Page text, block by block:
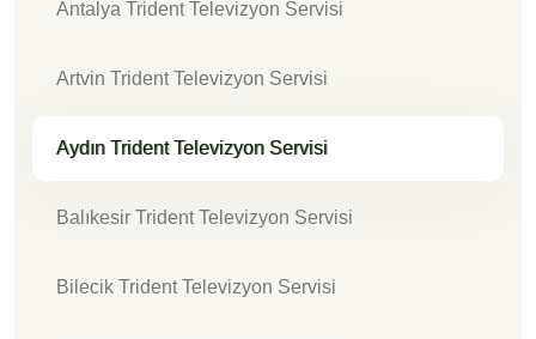
Antalya Trident Televizyon Servisi
Artvin Trident Televizyon Servisi
Aydın Trident Televizyon Servisi
Balıkesir Trident Televizyon Servisi
Bilecik Trident Televizyon Servisi